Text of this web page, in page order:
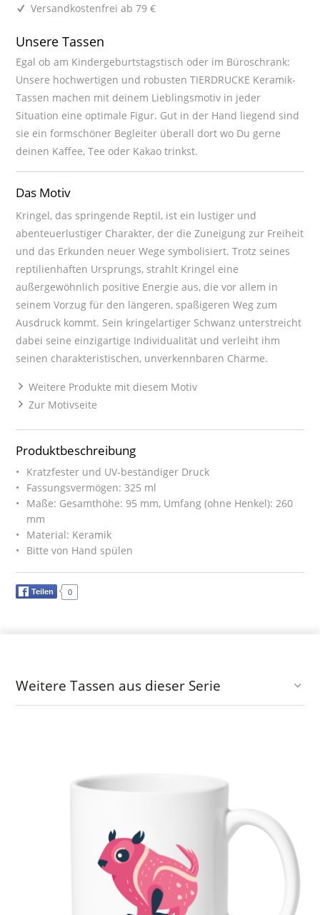
Versandkostenfrei ab 79 €
Unsere Tassen
Egal ob am Kindergeburtstagstisch oder im Büroschrank:
Unsere hochwertigen und robusten TIERDRUCKE Keramik-
Tassen machen mit deinem Lieblingsmotiv in jeder
Situation eine optimale Figur. Gut in der Hand liegend sind
sie ein formschöner Begleiter überall dort wo Du gerne
deinen Kaffee, Tee oder Kakao trinkst.
Das Motiv
Kringel, das springende Reptil, ist ein lustiger und
abenteuerlustiger Charakter, der die Zuneigung zur Freiheit
und das Erkunden neuer Wege symbolisiert. Trotz seines
reptilienhaften Ursprungs, strahlt Kringel eine
außergewöhnlich positive Energie aus, die vor allem in
seinem Vorzug für den längeren, spaßigeren Weg zum
Ausdruck kommt. Sein kringelartiger Schwanz unterstreicht
dabei seine einzigartige Individualität und verleiht ihm
seinen charakteristischen, unverkennbaren Charme.
Weitere Produkte mit diesem Motiv
Zur Motivseite
Produktbeschreibung
Kratzfester und UV-beständiger Druck
Fassungsvermögen: 325 ml
Maße: Gesamthöhe: 95 mm, Umfang (ohne Henkel): 260
mm
Material: Keramik
Bitte von Hand spülen
Teilen 0
Weitere Tassen aus dieser Serie